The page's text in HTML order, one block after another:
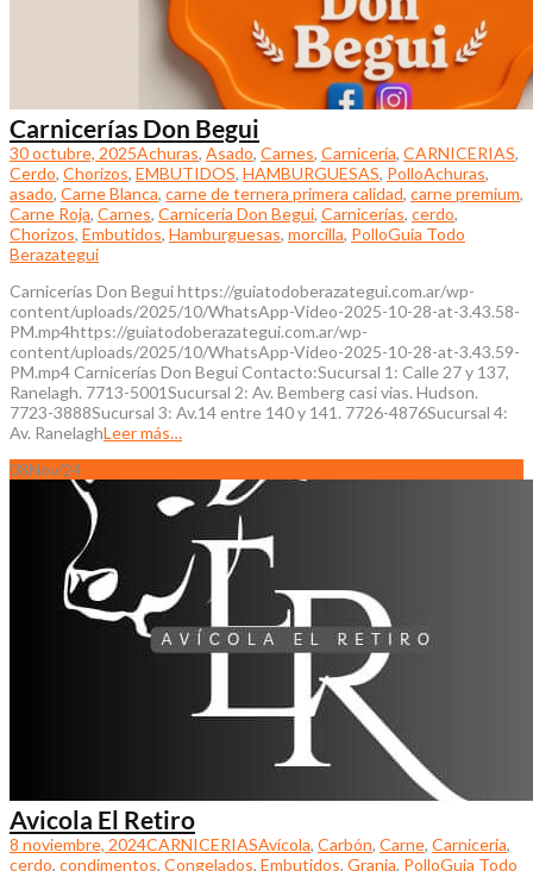
Carnicerías Don Begui
30 octubre, 2025Achuras, Asado, Carnes, Carnicería, CARNICERIAS,
Cerdo, Chorizos, EMBUTIDOS, HAMBURGUESAS, PolloAchuras,
asado, Carne Blanca, carne de ternera primera calidad, carne premium,
Carne Roja, Carnes, Carniceria Don Begui, Carnicerías, cerdo,
Chorizos, Embutidos, Hamburguesas, morcilla, PolloGuia Todo
Berazategui
Carnicerías Don Begui https://guiatodoberazategui.com.ar/wp-
content/uploads/2025/10/WhatsApp-Video-2025-10-28-at-3.43.58-
PM.mp4https://guiatodoberazategui.com.ar/wp-
content/uploads/2025/10/WhatsApp-Video-2025-10-28-at-3.43.59-
PM.mp4 Carnicerías Don Begui Contacto:Sucursal 1: Calle 27 y 137,
Ranelagh. 7713-5001Sucursal 2: Av. Bemberg casi vias. Hudson.
7723-3888Sucursal 3: Av.14 entre 140 y 141. 7726-4876Sucursal 4:
Av. RanelaghLeer más…
08Nov/24
Avicola El Retiro
8 noviembre, 2024CARNICERIASAvícola, Carbón, Carne, Carniceria,
cerdo, condimentos, Congelados, Embutidos, Granja, PolloGuia Todo